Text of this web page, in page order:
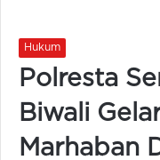
Hukum
Polresta
Biwali
Marhaban